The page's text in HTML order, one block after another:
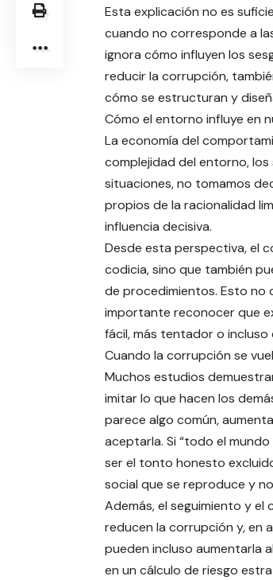
Esta explicación no es
cuando no corresponde a
ignora cómo influyen los
reducir la corrupción,
cómo se estructuran y
Cómo el entorno influye en
La economía del
complejidad del entorno, los
situaciones, no tomamos
propios de la racionalidad
influencia decisiva.
Desde esta perspectiva, el
codicia, sino que también
de procedimientos. Esto no
importante reconocer que
fácil, más tentador o incluso
Cuando la corrupción se
Muchos estudios
imitar lo que hacen los
parece algo común,
aceptarla. Si “todo el mundo
ser el tonto honesto
social que se reproduce y
Además, el seguimiento y el
reducen la corrupción y, en
pueden incluso aumentarla
en un cálculo de riesgo